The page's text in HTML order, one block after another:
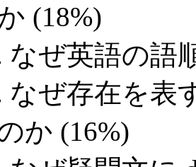
(18%)
なぜ英語の語
なぜ存在を表
か (16%)